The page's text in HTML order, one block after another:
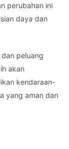
perubahan ini
daya dan
peluang
akan
kendaraan-
yang aman dan